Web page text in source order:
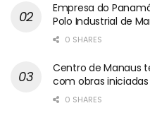
Empresa do
Polo Industrial de
0 SHARES
Centro de Manaus
com obras
0 SHARES